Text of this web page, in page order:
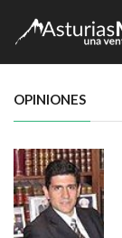
OPINIONES